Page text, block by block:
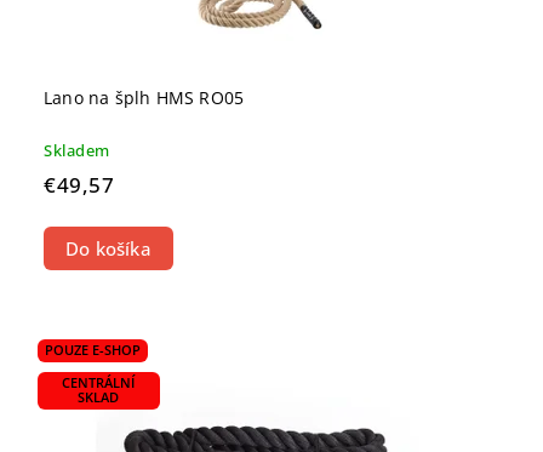
Lano na šplh HMS RO05
Skladem
€49,57
Do košíka
POUZE E-SHOP
CENTRÁLNÍ
SKLAD